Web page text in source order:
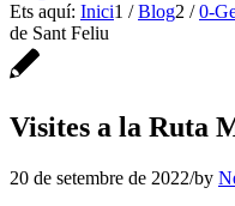
Ets aquí: Inici1 / Blog2 / 0-
de Sant Feliu
Visites a la Ruta
20 de setembre de 2022/by